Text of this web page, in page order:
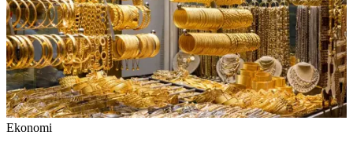
Ekonomi